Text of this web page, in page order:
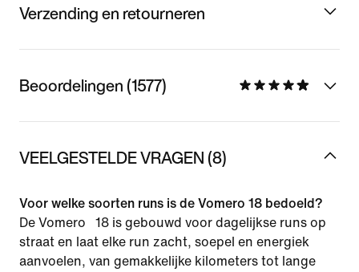
Verzending en retourneren
Beoordelingen (1577)
VEELGESTELDE VRAGEN (8)
Voor welke soorten runs is de Vomero 18 bedoeld?
De Vomero 18 is gebouwd voor dagelijkse runs op
straat en laat elke run zacht, soepel en energiek
aanvoelen, van gemakkelijke kilometers tot lange